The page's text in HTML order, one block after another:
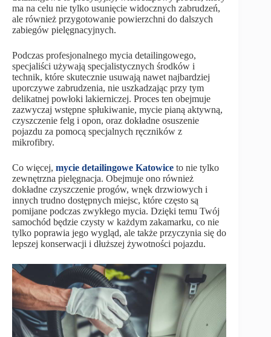
ma na celu nie tylko usunięcie widocznych zabrudzeń,
ale również przygotowanie powierzchni do dalszych
zabiegów pielęgnacyjnych.
Podczas profesjonalnego mycia detailingowego,
specjaliści używają specjalistycznych środków i
technik, które skutecznie usuwają nawet najbardziej
uporczywe zabrudzenia, nie uszkadzając przy tym
delikatnej powłoki lakierniczej. Proces ten obejmuje
zazwyczaj wstępne spłukiwanie, mycie pianą aktywną,
czyszczenie felg i opon, oraz dokładne osuszenie
pojazdu za pomocą specjalnych ręczników z
mikrofibry.
Co więcej, mycie detailingowe Katowice to nie tylko
zewnętrzna pielęgnacja. Obejmuje ono również
dokładne czyszczenie progów, wnęk drzwiowych i
innych trudno dostępnych miejsc, które często są
pomijane podczas zwykłego mycia. Dzięki temu Twój
samochód będzie czysty w każdym zakamarku, co nie
tylko poprawia jego wygląd, ale także przyczynia się do
lepszej konserwacji i dłuższej żywotności pojazdu.